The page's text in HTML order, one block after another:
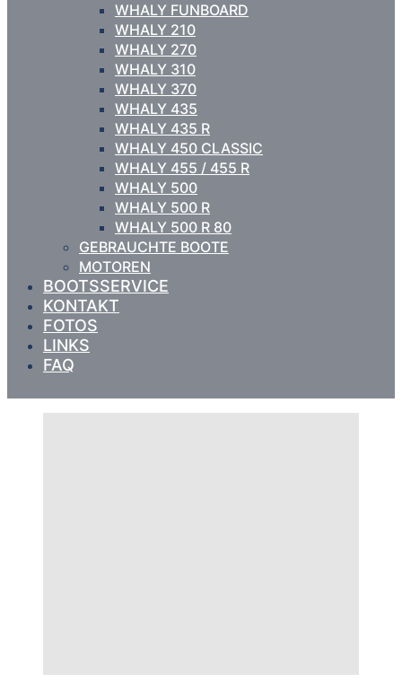
WHALY FUNBOARD
WHALY 210
WHALY 270
WHALY 310
WHALY 370
WHALY 435
WHALY 435 R
WHALY 450 CLASSIC
WHALY 455 / 455 R
WHALY 500
WHALY 500 R
WHALY 500 R 80
GEBRAUCHTE BOOTE
MOTOREN
BOOTSSERVICE
KONTAKT
FOTOS
LINKS
FAQ